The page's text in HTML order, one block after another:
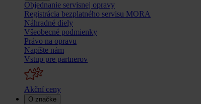
Objednanie servisnej opravy
Registrácia bezplatného servisu MORA
Náhradné diely
Všeobecné podmienky
Právo na opravu
Napíšte nám
Vstup pre partnerov
Akční ceny
O značke